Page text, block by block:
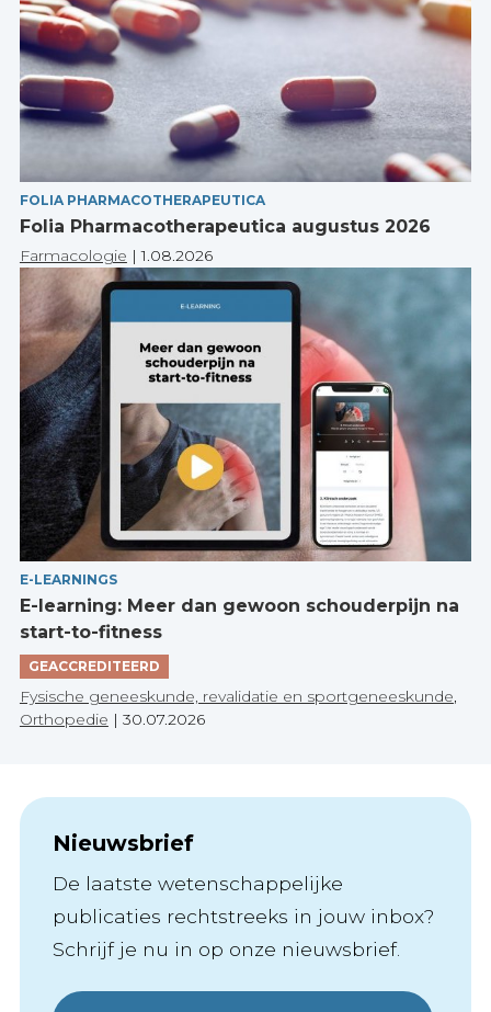
FOLIA PHARMACOTHERAPEUTICA
Folia Pharmacotherapeutica augustus 2026
Farmacologie |1.08.2026
E-LEARNINGS
E-learning: Meer dan gewoon schouderpijn na
start-to-fitness
GEACCREDITEERD
Fysische geneeskunde, revalidatie en sportgeneeskunde
Orthopedie | 30.07.2026
Nieuwsbrief
De laatste wetenschappelijke
publicaties rechtstreeks in jouw inbox?
Schrijf je nu in op onze nieuwsbrief.